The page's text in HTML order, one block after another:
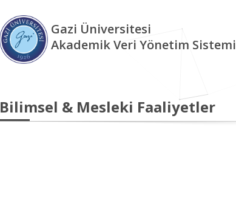
Gazi Üniversitesi
Akademik Veri Yönetim Sistemi
Bilimsel & Mesleki Faaliyetler